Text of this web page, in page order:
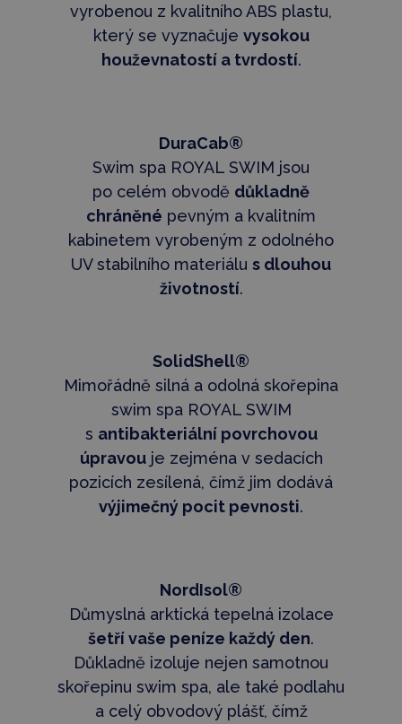
vyrobenou z kvalitního ABS plastu,
který se vyznačuje vysokou
houževnatostí a tvrdostí.
DuraCab®
Swim spa ROYAL SWIM jsou
po celém obvodě důkladně
chráněné pevným a kvalitním
kabinetem vyrobeným z odolného
UV stabilního materiálu s dlouhou
životností.
SolidShell®
Mimořádně silná a odolná skořepina
swim spa ROYAL SWIM
s antibakteriální povrchovou
úpravouje zejména v sedacích
pozicích zesílená, čímž jim dodává
výjimečný pocit pevnosti.
NordIsol®
Důmyslná arktická tepelná izolace
šetří vaše peníze každý den.
Důkladně izoluje nejen samotnou
skořepinu swim spa, ale také podlahu
a celý obvodový plášť, čímž